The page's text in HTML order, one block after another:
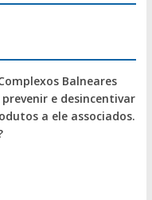
Balneares
e desincentivar
a ele associados.